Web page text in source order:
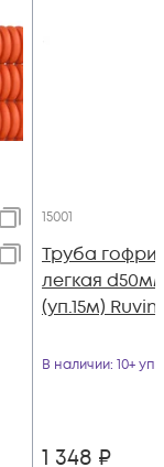
15001
Труба
легкая
(уп.15м)
В наличии: 10+ уп
1 348 ₽